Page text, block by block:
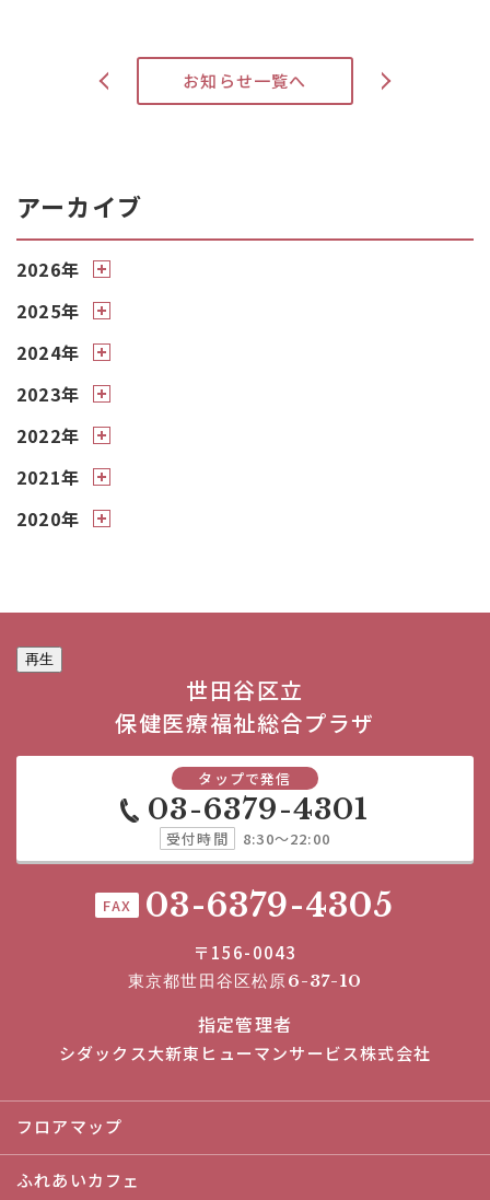
< お知らせ一覧へ >
アーカイブ
2026年
2025年
2024年
2023年
2022年
2021年
2020年
再生
世田谷区立
保健医療福祉総合プラザ
タップで発信
03-6379-4301
受付時間 8:30～22:00
FAX 03-6379-4305
〒156-0043
東京都世田谷区松原6-37-10
指定管理者
シダックス大新東ヒューマンサービス株式会社
フロアマップ
ふれあいカフェ